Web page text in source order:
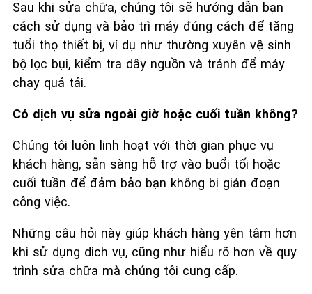
Sau khi sửa chữa, chúng tôi sẽ hướng dẫn bạn
cách sử dụng và bảo trì máy đúng cách để tăng
tuổi thọ thiết bị, ví dụ như thường xuyên vệ sinh
bộ lọc bụi, kiểm tra dây nguồn và tránh để máy
chạy quá tải.
Có dịch vụ sửa ngoài giờ hoặc cuối tuần không?
Chúng tôi luôn linh hoạt với thời gian phục vụ
khách hàng, sẵn sàng hỗ trợ vào buổi tối hoặc
cuối tuần để đảm bảo bạn không bị gián đoạn
công việc.
Những câu hỏi này giúp khách hàng yên tâm hơn
khi sử dụng dịch vụ, cũng như hiểu rõ hơn về quy
trình sửa chữa mà chúng tôi cung cấp.